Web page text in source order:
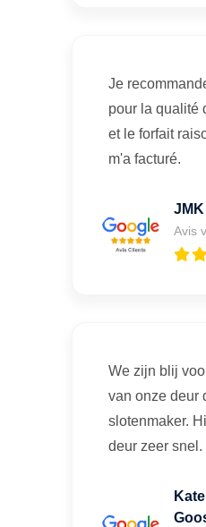
Je
pour la qualité
et le forfait
m'a facturé.
JMK
Avis
We zijn blij
van onze deur
slotenmaker.
deur zeer snel.